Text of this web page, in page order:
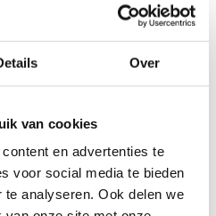
Over
van cookies
en advertenties te
voor social media te bieden
analyseren. Ook delen we
katoen en 3 % elasthan
en